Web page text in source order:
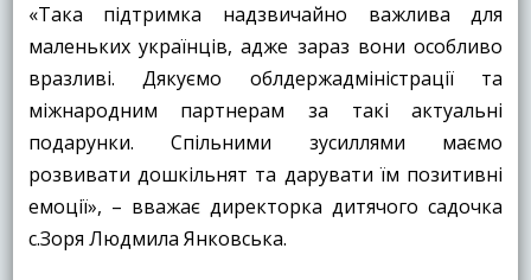
«Така підтримка надзвичайно важлива для
маленьких українців, адже зараз вони особливо
вразливі. Дякуємо облдержадміністрації та
міжнародним партнерам за такі актуальні
подарунки. Спільними зусиллями маємо
розвивати дошкільнят та дарувати їм позитивні
емоції», – вважає директорка дитячого садочка
с.Зоря Людмила Янковська.